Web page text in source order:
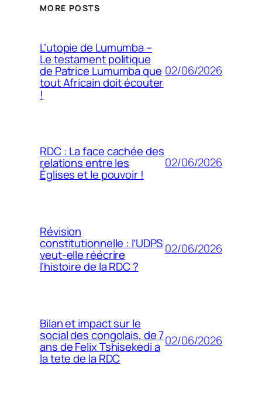
MORE POSTS
L’utopie de Lumumba –
Le testament politique
de Patrice Lumumba que
tout Africain doit écouter
!
02/06/2026
RDC : La face cachée des
relations entre les
Églises et le pouvoir !
02/06/2026
Révision
constitutionnelle : l’UDPS
veut-elle réécrire
l’histoire de la RDC ?
02/06/2026
Bilan et impact sur le
social des congolais, de 7
ans de Felix Tshisekedi a
la tete de la RDC
02/06/2026